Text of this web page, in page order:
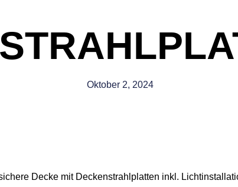
Oktober 2, 2024
Decke mit Deckenstrahlplatten inkl.